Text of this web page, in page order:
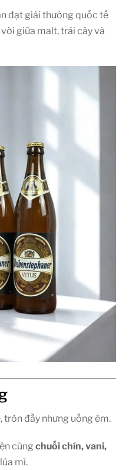
đạt giải thưởng quốc tế
giữa malt, trái cây và
tròn đầy nhưng uống êm.
cùng chuối chín, vani,
mì.